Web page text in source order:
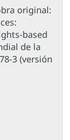
original:
based
de la
3 (versión